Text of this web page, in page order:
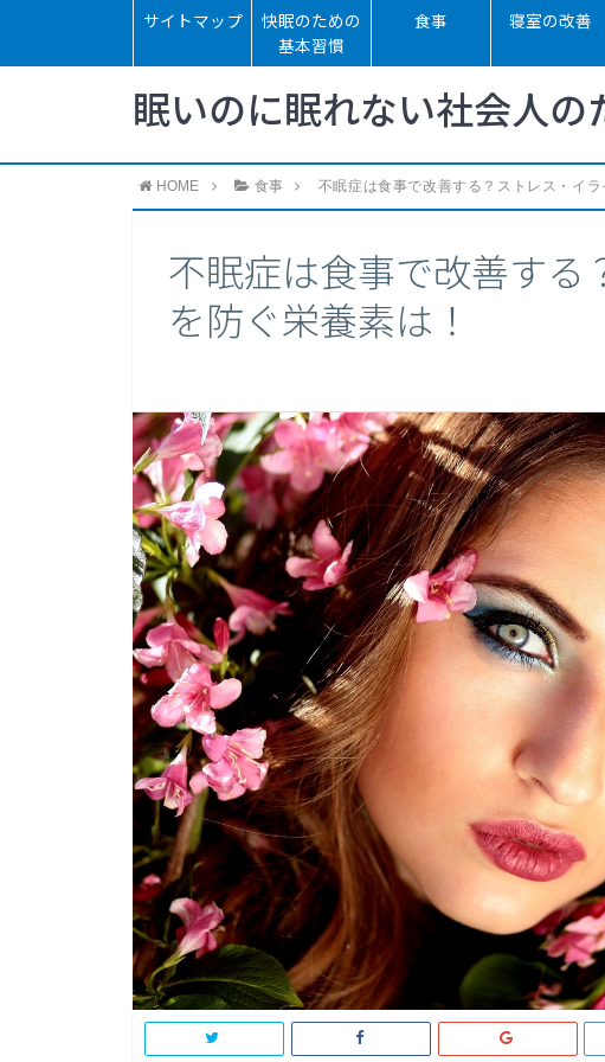
サイトマップ
快眠のための
基本習慣
食事 寝室の改善
眠いのに眠れない社会人の
HOME 食事 不眠症は食事で改善する？ストレス・イラ
不眠症は食事で改善する
を防ぐ栄養素は！